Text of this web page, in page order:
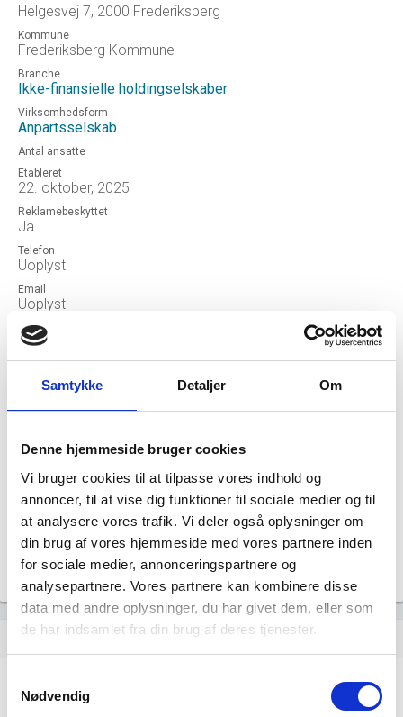
Samtykke Detaljer Om
Denne hjemmeside bruger cookies
Vi bruger cookies til at tilpasse vores indhold og
annoncer, til at vise dig funktioner til sociale medier og til
at analysere vores trafik. Vi deler også oplysninger om
din brug af vores hjemmeside med vores partnere inden
for sociale medier, annonceringspartnere og
analysepartnere. Vores partnere kan kombinere disse
data med andre oplysninger, du har givet dem, eller som
de har indsamlet fra din brug af deres tjenester.
Nødvendig
Helgesvej 7, 2000 Frederiksberg
Kommune
Frederiksberg Kommune
Branche
Ikke-finansielle holdingselskaber
Virksomhedsform
Anpartsselskab
Antal ansatte
Etableret
22. oktober, 2025
Reklamebeskyttet
Ja
Telefon
Uoplyst
Email
Uoplyst
Hjemmeside
J. A. W. Holding ApS
NORMAL
Formål
Selskabets formål er at udøve virksomhed som
holdingselskab og foretage investering samt anden
aktivitet, der efter bestyrelsens skøn er beslægtet hermed.
Tegningsregel
Selskabet tegnes af en direktør i forening med
bestyrelsesformanden, af to bestyrelsesmedlemmer i
forening eller af den samlede bestyrelse.
show_chart Udvikling i antal ansatte